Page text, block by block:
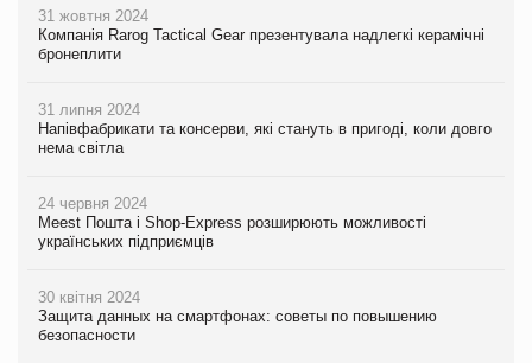
31 жовтня 2024
Компанія Rarog Tactical Gear презентувала надлегкі керамічні
бронеплити
31 липня 2024
Напівфабрикати та консерви, які стануть в пригоді, коли довго
нема світла
24 червня 2024
Meest Пошта і Shop-Express розширюють можливості
українських підприємців
30 квітня 2024
Защита данных на смартфонах: советы по повышению
безопасности